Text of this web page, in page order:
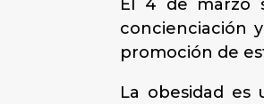
El 4 de marzo
concienciación
promoción de
La obesidad